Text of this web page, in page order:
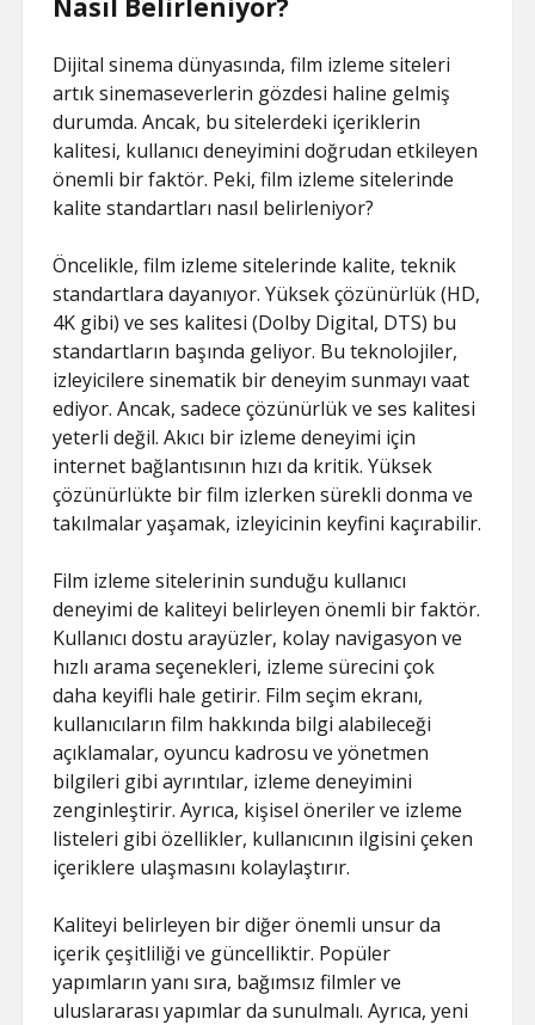
Nasıl Belirleniyor?
Dijital sinema dünyasında, film izleme siteleri
artık sinemaseverlerin gözdesi haline gelmiş
durumda. Ancak, bu sitelerdeki içeriklerin
kalitesi, kullanıcı deneyimini doğrudan etkileyen
önemli bir faktör. Peki, film izleme sitelerinde
kalite standartları nasıl belirleniyor?
Öncelikle, film izleme sitelerinde kalite, teknik
standartlara dayanıyor. Yüksek çözünürlük (HD,
4K gibi) ve ses kalitesi (Dolby Digital, DTS) bu
standartların başında geliyor. Bu teknolojiler,
izleyicilere sinematik bir deneyim sunmayı vaat
ediyor. Ancak, sadece çözünürlük ve ses kalitesi
yeterli değil. Akıcı bir izleme deneyimi için
internet bağlantısının hızı da kritik. Yüksek
çözünürlükte bir film izlerken sürekli donma ve
takılmalar yaşamak, izleyicinin keyfini kaçırabilir.
Film izleme sitelerinin sunduğu kullanıcı
deneyimi de kaliteyi belirleyen önemli bir faktör.
Kullanıcı dostu arayüzler, kolay navigasyon ve
hızlı arama seçenekleri, izleme sürecini çok
daha keyifli hale getirir. Film seçim ekranı,
kullanıcıların film hakkında bilgi alabileceği
açıklamalar, oyuncu kadrosu ve yönetmen
bilgileri gibi ayrıntılar, izleme deneyimini
zenginleştirir. Ayrıca, kişisel öneriler ve izleme
listeleri gibi özellikler, kullanıcının ilgisini çeken
içeriklere ulaşmasını kolaylaştırır.
Kaliteyi belirleyen bir diğer önemli unsur da
içerik çeşitliliği ve güncelliktir. Popüler
yapımların yanı sıra, bağımsız filmler ve
uluslararası yapımlar da sunulmalı. Ayrıca, yeni